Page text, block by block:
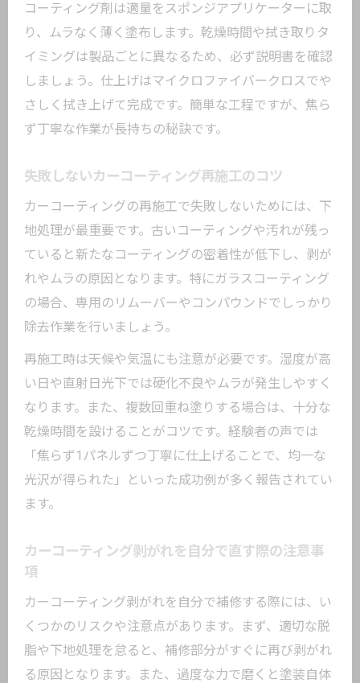
コーティング剤は適量をスポンジアプリケーターに取
り、ムラなく薄く塗布します。乾燥時間や拭き取りタ
イミングは製品ごとに異なるため、必ず説明書を確認
しましょう。仕上げはマイクロファイバークロスでや
さしく拭き上げて完成です。簡単な工程ですが、焦ら
ず丁寧な作業が長持ちの秘訣です。
失敗しないカーコーティング再施工のコツ
カーコーティングの再施工で失敗しないためには、下
地処理が最重要です。古いコーティングや汚れが残っ
ていると新たなコーティングの密着性が低下し、剥が
れやムラの原因となります。特にガラスコーティング
の場合、専用のリムーバーやコンパウンドでしっかり
除去作業を行いましょう。
再施工時は天候や気温にも注意が必要です。湿度が高
い日や直射日光下では硬化不良やムラが発生しやすく
なります。また、複数回重ね塗りする場合は、十分な
乾燥時間を設けることがコツです。経験者の声では
「焦らず1パネルずつ丁寧に仕上げることで、均一な
光沢が得られた」といった成功例が多く報告されてい
ます。
カーコーティング剥がれを自分で直す際の注意事
項
カーコーティング剥がれを自分で補修する際には、い
くつかのリスクや注意点があります。まず、適切な脱
脂や下地処理を怠ると、補修部分がすぐに再び剥がれ
る原因となります。また、過度な力で磨くと塗装自体